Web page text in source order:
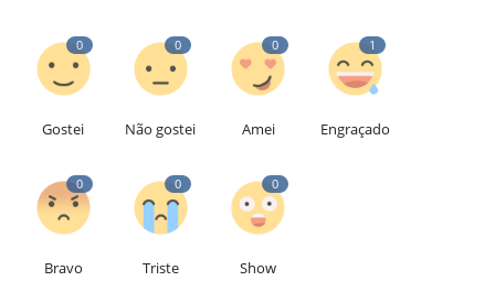
0
Gostei
0
Não gostei
0
Amei
1
Engraçado
0
Bravo
0
Triste
0
Show